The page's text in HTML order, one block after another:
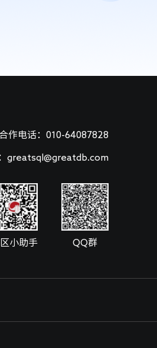
作电话：010-64087828
greatsql@greatdb.com
小助手 QQ群